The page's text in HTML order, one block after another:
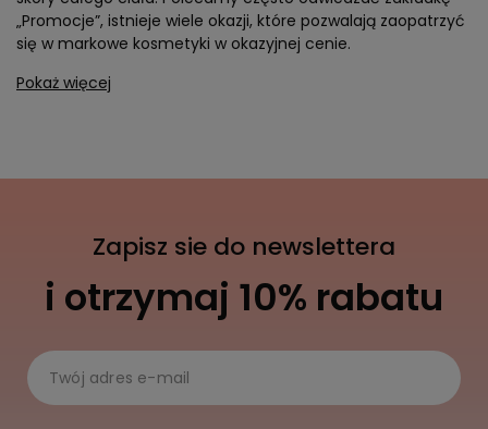
się w markowe kosmetyki w okazyjnej cenie.
Pokaż więcej
i otrzymaj 10% rabatu
Wyrażam zgodę na przetwarzanie moich danych